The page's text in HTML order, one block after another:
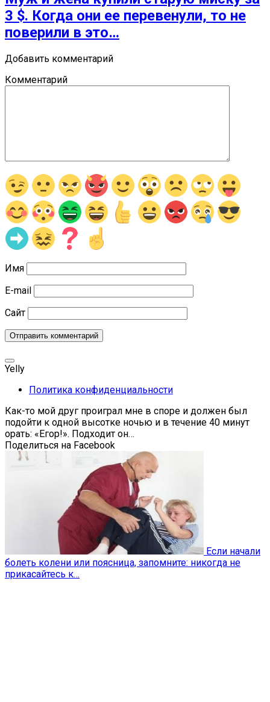
3 $. Когда они ее перевенули, то не
поверили в это…
Добавить комментарий
Комментарий
Имя
E-mail
Сайт
Yelly
Политика конфиденциальности
Как-то мой друг проиграл мне в споре и должен был
подойти к одной высотке ночью и в течение 40 минут
орать: «Егор!». Подходит он…
Поделиться на Facebook
Если начали
болеть колени или поясница, запомните: никогда не
прикасайтесь к…